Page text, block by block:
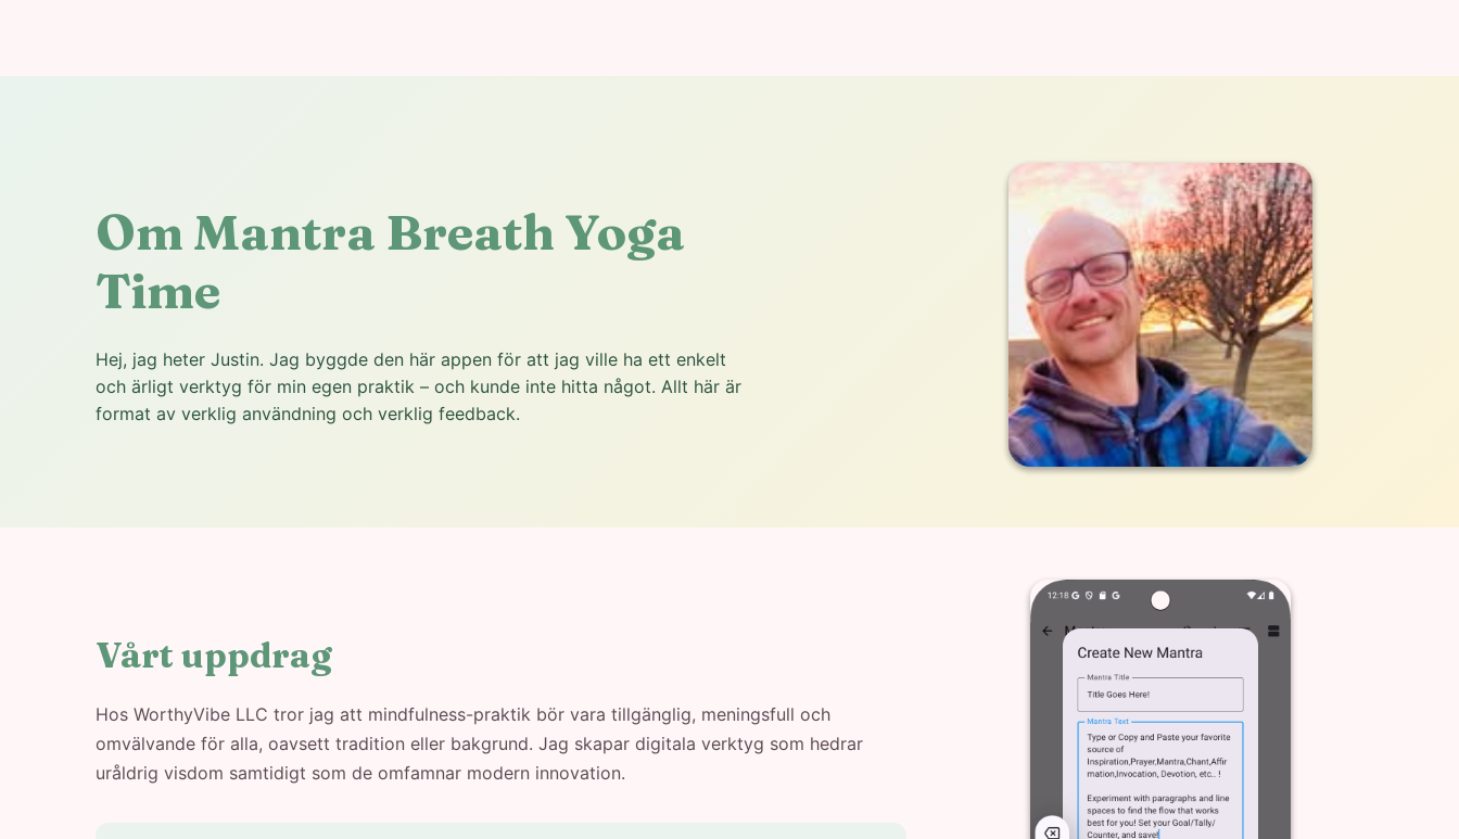
Om Mantra Breath Yoga
Time
Hej, jag heter Justin. Jag byggde den här appen för att jag ville ha ett enkelt
och ärligt verktyg för min egen praktik – och kunde inte hitta något. Allt här är
format av verklig användning och verklig feedback.
Vårt uppdrag
Hos WorthyVibe LLC tror jag att mindfulness-praktik bör vara tillgänglig, meningsfull och
omvälvande för alla, oavsett tradition eller bakgrund. Jag skapar digitala verktyg som hedrar
uråldrig visdom samtidigt som de omfamnar modern innovation.